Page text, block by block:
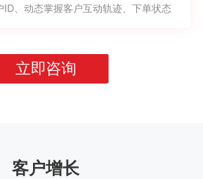
ID、动态掌握客户互动轨迹、下单状态
立即咨询
客户增长